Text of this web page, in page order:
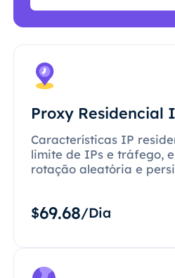
Proxy Residencial
Características IP
limite de IPs e tráfego,
rotação aleatória e
$69.68/Dia